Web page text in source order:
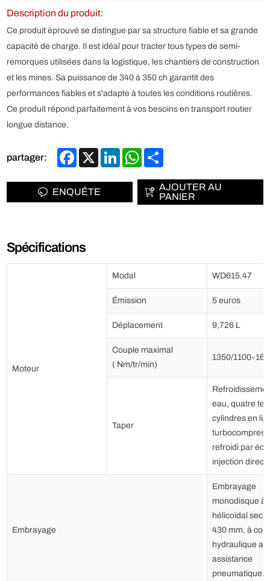
Description du produit:
Ce produit éprouvé se distingue par sa structure fiable et sa grande
capacité de charge. Il est idéal pour tracter tous types de semi-
remorques utilisées dans la logistique, les chantiers de construction
et les mines. Sa puissance de 340 à 350 ch garantit des
performances fiables et s'adapte à toutes les conditions routières.
Ce produit répond parfaitement à vos besoins en transport routier
longue distance.
partager: Facebook
X LinkedInWhatsApp
Share
ENQUÊTE AJOUTER AU
PANIER
Spécifications
Moteur
Modal
WD615.47
Émission
5 euros
Déplacement
9,726 L
Couple maximal
( Nm/tr/min)
1350/1100-
Taper
eau, quatre
cylindres en
refroidi par
injection
Embrayage
Embrayage
monodisque à
hélicoïdal sec,
430 mm, à
hydraulique
assistance
pneumatique.